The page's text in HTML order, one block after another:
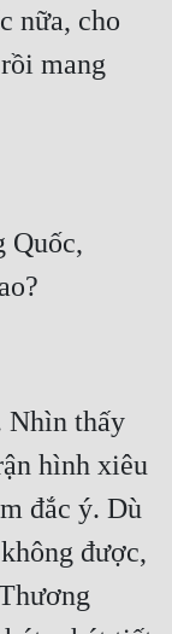
nữa, cho
mang
Quốc,
Nhìn thấy
hình xiêu
đắc ý. Dù
được,